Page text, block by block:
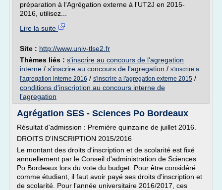
préparation à l'Agrégation externe à l'UT2J en 2015-
2016, utilisez...
Lire la suite
Site : http://www.univ-tlse2.fr
Thèmes liés : s'inscrire au concours de l'agregation
interne / s'inscrire au concours de l'agregation / s'inscrire a
l'agregation interne 2016 / s'inscrire a l'agregation externe 2015 /
conditions d'inscription au concours interne de
l'agregation
Agrégation SES - Sciences Po Bordeaux
Résultat d'admission : Première quinzaine de juillet 2016.
DROITS D'INSCRIPTION 2015/2016
Le montant des droits d'inscription et de scolarité est fixé
annuellement par le Conseil d'administration de Sciences
Po Bordeaux lors du vote du budget. Pour être considéré
comme étudiant, il faut avoir payé ses droits d'inscription et
de scolarité. Pour l'année universitaire 2016/2017, ces